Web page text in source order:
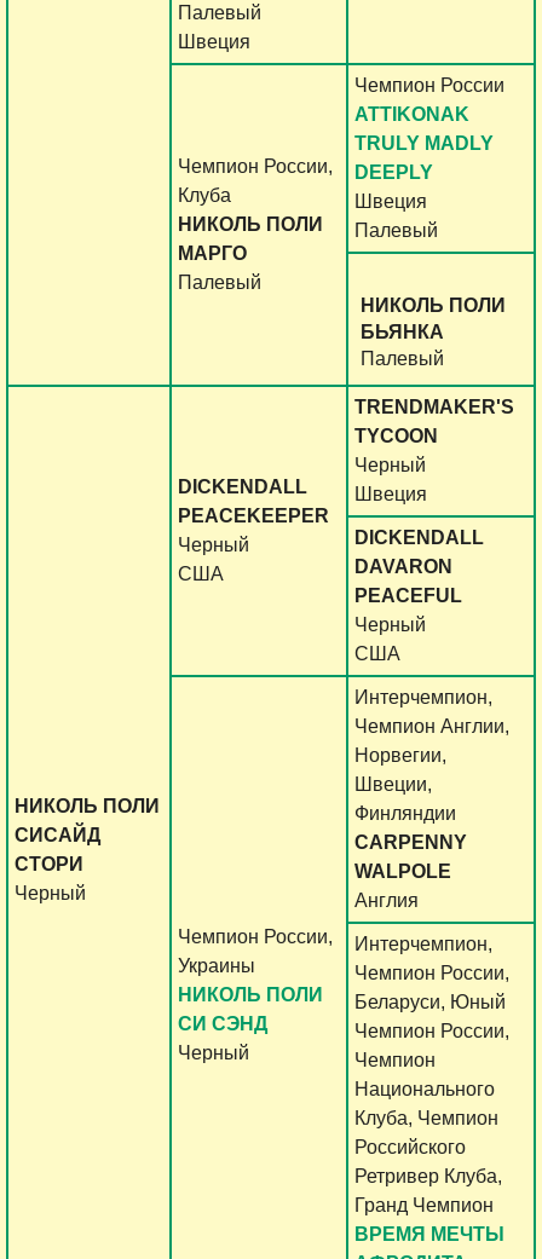
Палевый
Швеция
Чемпион России,
Клуба
НИКОЛЬ ПОЛИ
МАРГО
Палевый
Чемпион России
ATTIKONAK
TRULY MADLY
DEEPLY
Швеция
Палевый
НИКОЛЬ ПОЛИ
БЬЯНКА
Палевый
НИКОЛЬ ПОЛИ
СИСАЙД
СТОРИ
Черный
DICKENDALL
PEACEKEEPER
Черный
США
TRENDMAKER'S
TYCOON
Черный
Швеция
DICKENDALL
DAVARON
PEACEFUL
Черный
США
Чемпион России,
Украины
НИКОЛЬ ПОЛИ
СИ СЭНД
Черный
Интерчемпион,
Чемпион Англии,
Норвегии,
Швеции,
Финляндии
CARPENNY
WALPOLE
Англия
Интерчемпион,
Чемпион России,
Беларуси, Юный
Чемпион России,
Чемпион
Национального
Клуба, Чемпион
Российского
Ретривер Клуба,
Гранд Чемпион
ВРЕМЯ МЕЧТЫ